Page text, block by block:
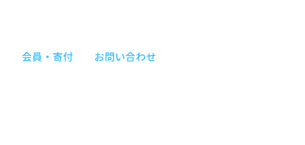
会員・寄付 お問い合わせ